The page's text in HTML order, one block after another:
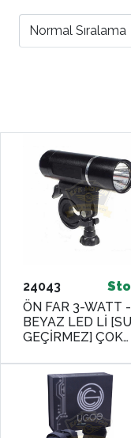
Normal Sıralama
24043
ÖN FAR 3-WATT -
BEYAZ LED Lİ [SU
GEÇİRMEZ] ÇOK
DAHİL] RCTS-